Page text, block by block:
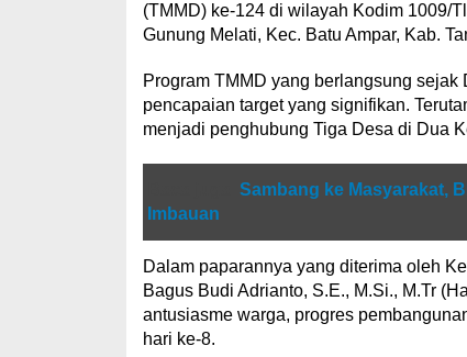
(TMMD) ke-124 di wilayah Kodim 1009/
Gunung Melati, Kec. Batu Ampar, Kab.
Program TMMD yang berlangsung
pencapaian target yang signifikan.
menjadi penghubung Tiga Desa di Dua
Sambang ke Masyarakat,
Imbauan
Dalam paparannya yang diterima oleh
Bagus Budi Adrianto, S.E., M.Si., M.Tr
antusiasme warga, progres
hari ke-8.